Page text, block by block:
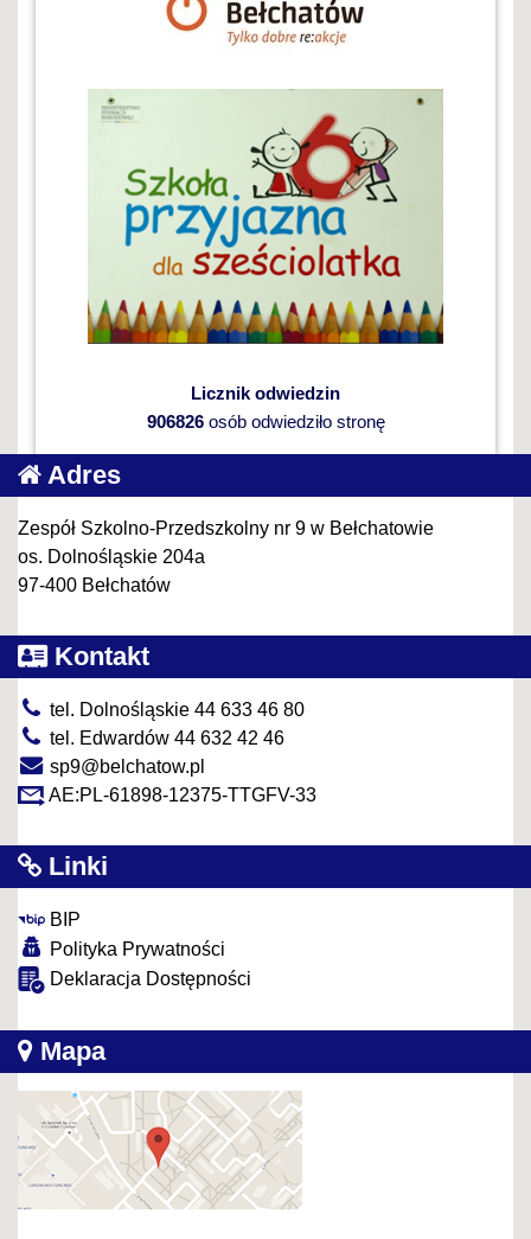
Licznik odwiedzin
906826osób odwiedziło stronę
Adres
Zespół Szkolno-Przedszkolny nr 9 w Bełchatowie
os. Dolnośląskie 204a
97-400 Bełchatów
Kontakt
tel. Dolnośląskie 44 633 46 80
tel. Edwardów 44 632 42 46
sp9@belchatow.pl
AE:PL-61898-12375-TTGFV-33
Linki
BIP
Polityka Prywatności
Deklaracja Dostępności
Mapa